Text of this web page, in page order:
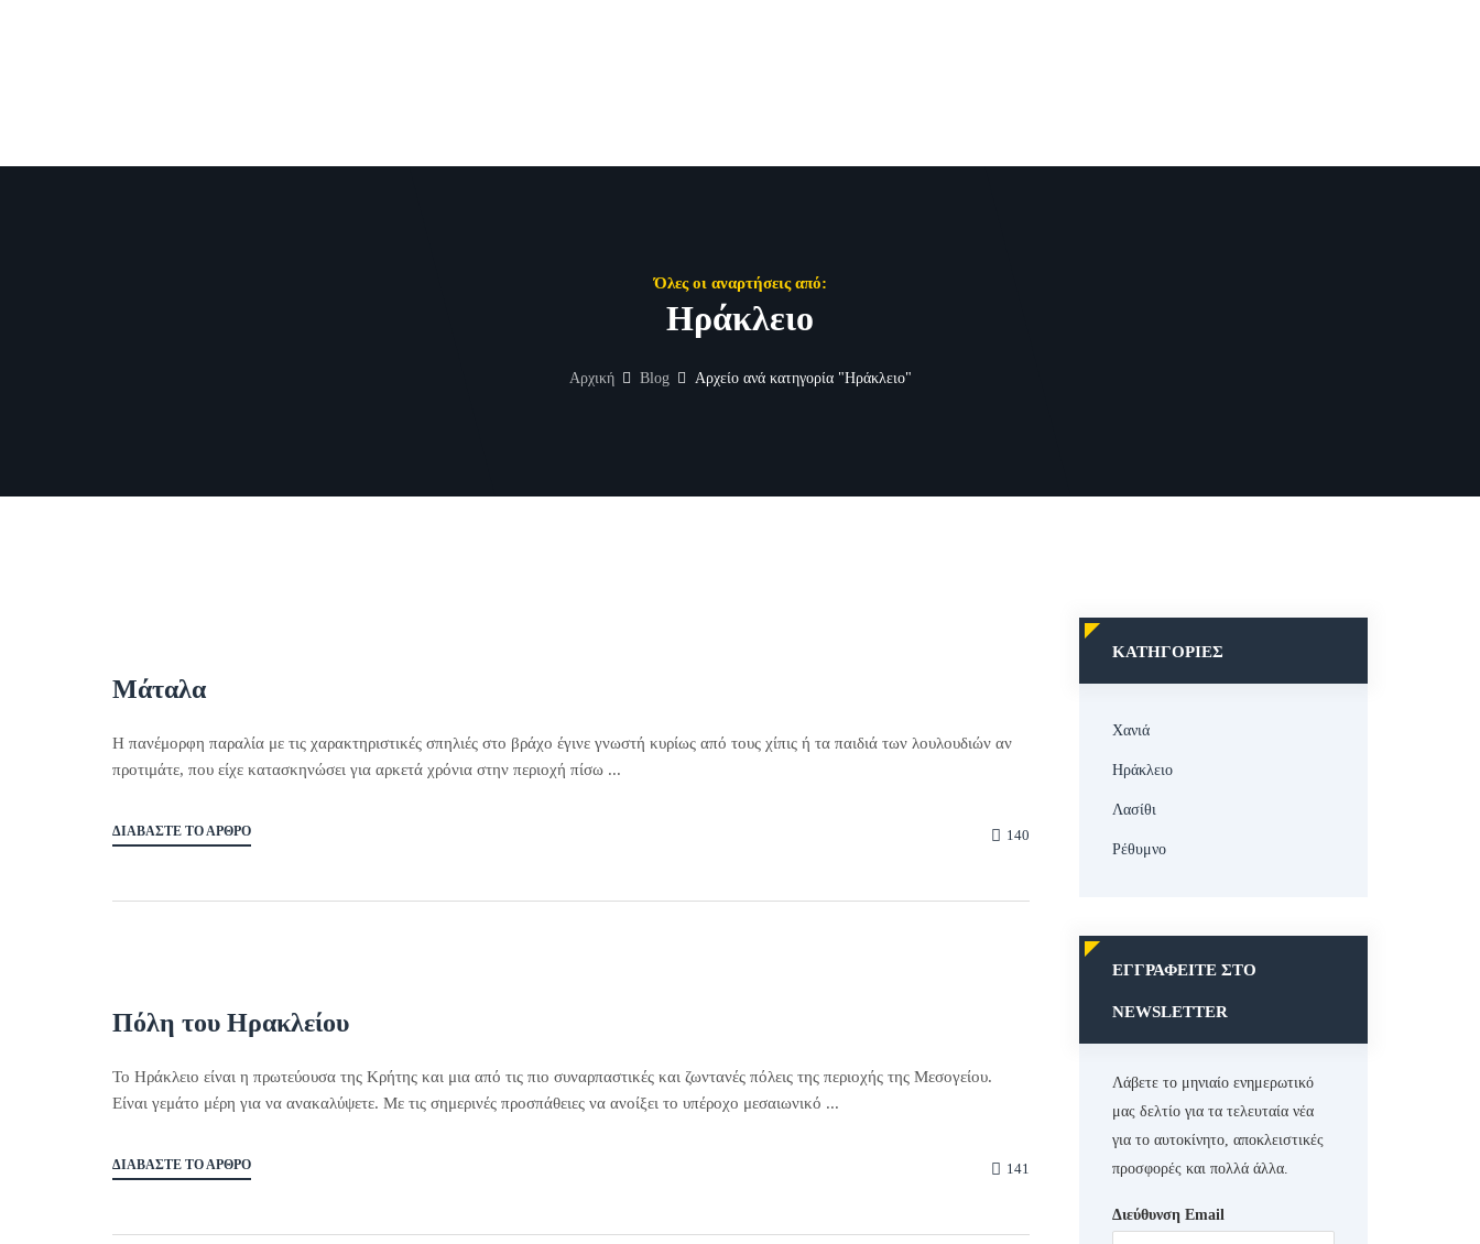
Όλες οι αναρτήσεις από:
Ηράκλειο
Αρχική Blog Αρχείο ανά κατηγορία "Ηράκλειο"
Μάταλα
Η πανέμορφη παραλία με τις χαρακτηριστικές σπηλιές στο βράχο έγινε γνωστή κυρίως από τους χίπις ή τα παιδιά των λουλουδιών αν
προτιμάτε, που είχε κατασκηνώσει για αρκετά χρόνια στην περιοχή πίσω ...
ΔΙΑΒΆΣΤΕ ΤΟ ΆΡΘΡΟ 140
Πόλη του Ηρακλείου
Το Ηράκλειο είναι η πρωτεύουσα της Κρήτης και μια από τις πιο συναρπαστικές και ζωντανές πόλεις της περιοχής της Μεσογείου.
Είναι γεμάτο μέρη για να ανακαλύψετε. Με τις σημερινές προσπάθειες να ανοίξει το υπέροχο μεσαιωνικό ...
ΔΙΑΒΆΣΤΕ ΤΟ ΆΡΘΡΟ 141
ΚΑΤΗΓΟΡΊΕΣ
Χανιά
Ηράκλειο
Λασίθι
Ρέθυμνο
ΕΓΓΡΑΦΕΊΤΕ ΣΤΟ
NEWSLETTER
Λάβετε το μηνιαίο ενημερωτικό
μας δελτίο για τα τελευταία νέα
για το αυτοκίνητο, αποκλειστικές
προσφορές και πολλά άλλα.
Διεύθυνση Email